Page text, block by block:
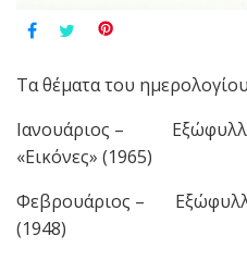
Τα θέματα του ημερολογίου
Ιανουάριος – Εξώφυλλο
«Εικόνες» (1965)
Φεβρουάριος –
(1948)